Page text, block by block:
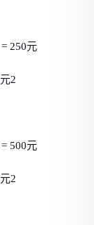
250元
2
500元
2